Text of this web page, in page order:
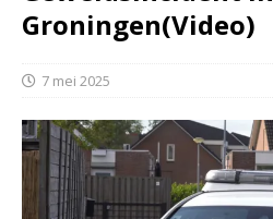
Groningen(Video)
7 mei 2025